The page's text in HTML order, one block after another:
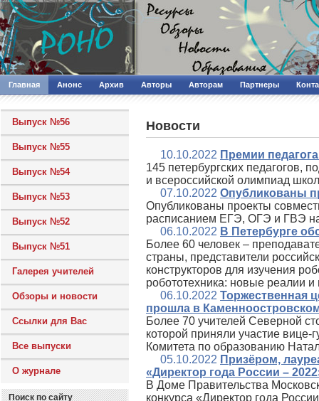
Главная Анонс Архив Авторы Авторам Партнеры
Выпуск №56
Выпуск №55
Выпуск №54
Выпуск №53
Выпуск №52
Выпуск №51
Галерея учителей
Обзоры и новости
Ссылки для Вас
Все выпуски
О журнале
Поиск по сайту
Новости
10.10.2022 Премии
145 петербургских педагогов,
и всероссийской олимпиад
07.10.2022 Опубликованы
Опубликованы проекты
расписанием ЕГЭ, ОГЭ и ГВЭ
06.10.2022 В Петербурге
Более 60 человек –
страны, представители
конструкторов для изучения
робототехника: новые реалии
06.10.2022 Торжественная
прошла в
Более 70 учителей Северной
которой приняли участие вице-
Комитета по образованию
05.10.2022 Призёром,
«Директор года России –
В Доме Правительства
конкурса «Директор года